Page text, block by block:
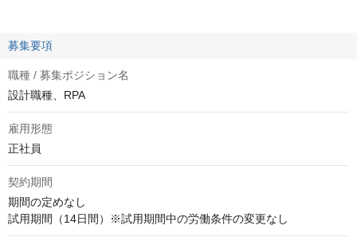
募集要項
職種 / 募集ポジション名
設計職種、RPA
雇用形態
正社員
契約期間
期間の定めなし
試用期間（14日間）※試用期間中の労働条件の変更なし